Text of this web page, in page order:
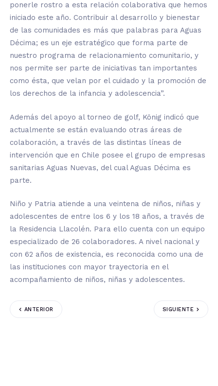
ponerle rostro a esta relación colaborativa que hemos
iniciado este año. Contribuir al desarrollo y bienestar
de las comunidades es más que palabras para Aguas
Décima; es un eje estratégico que forma parte de
nuestro programa de relacionamiento comunitario, y
nos permite ser parte de iniciativas tan importantes
como ésta, que velan por el cuidado y la promoción de
los derechos de la infancia y adolescencia”.
Además del apoyo al torneo de golf, König indicó que
actualmente se están evaluando otras áreas de
colaboración, a través de las distintas líneas de
intervención que en Chile posee el grupo de empresas
sanitarias Aguas Nuevas, del cual Aguas Décima es
parte.
Niño y Patria atiende a una veintena de niños, niñas y
adolescentes de entre los 6 y los 18 años, a través de
la Residencia Llacolén. Para ello cuenta con un equipo
especializado de 26 colaboradores. A nivel nacional y
con 62 años de existencia, es reconocida como una de
las instituciones con mayor trayectoria en el
acompañamiento de niños, niñas y adolescentes.
ANTERIOR SIGUIENTE